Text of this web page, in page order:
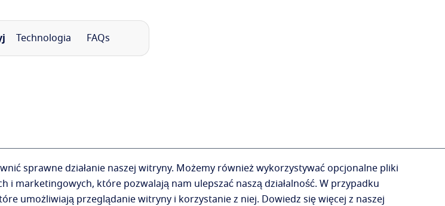
Technologia FAQs
sprawne działanie naszej witryny. Możemy również wykorzystywać opcjonalne pliki
i marketingowych, które pozwalają nam ulepszać naszą działalność. W przypadku
umożliwiają przeglądanie witryny i korzystanie z niej.
Dowiedz się więcej z naszej